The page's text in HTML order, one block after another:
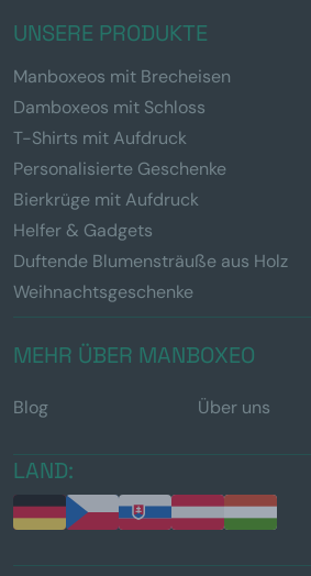
UNSERE PRODUKTE
Manboxeos mit Brecheisen
Damboxeos mit Schloss
T-Shirts mit Aufdruck
Personalisierte Geschenke
Bierkrüge mit Aufdruck
Helfer & Gadgets
Duftende Blumensträuße aus Holz
Weihnachtsgeschenke
MEHR ÜBER MANBOXEO
Blog Über uns
LAND: